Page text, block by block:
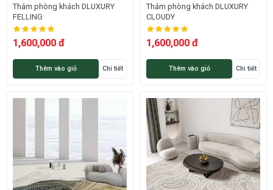
Thảm phòng khách DLUXURY
FELLING
1,600,000 đ
Thêm vào giỏ Chi tiết
Thảm phòng khách DLUXURY
CLOUDY
1,600,000 đ
Thêm vào giỏ Chi tiết